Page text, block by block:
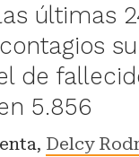
últimas
de
5.856
Delcy